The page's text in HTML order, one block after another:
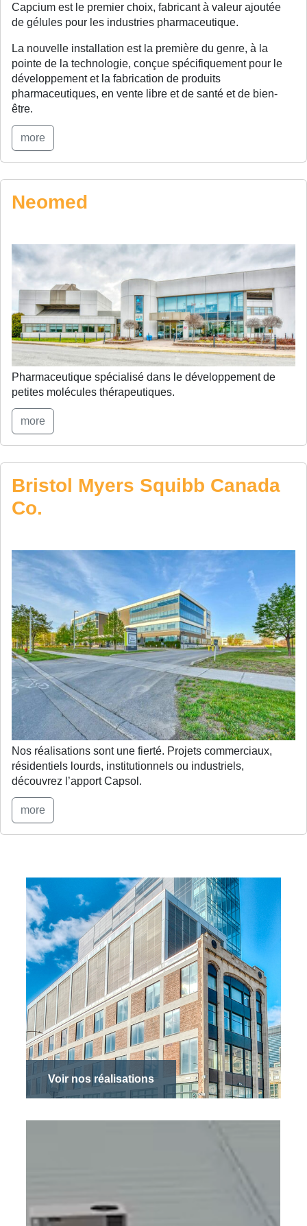
Capcium est le premier choix, fabricant à valeur ajoutée
de gélules pour les industries pharmaceutique.
La nouvelle installation est la première du genre, à la
pointe de la technologie, conçue spécifiquement pour le
développement et la fabrication de produits
pharmaceutiques, en vente libre et de santé et de bien-
être.
more
Neomed
Pharmaceutique spécialisé dans le développement de
petites molécules thérapeutiques.
more
Bristol Myers Squibb Canada
Co.
Nos réalisations sont une fierté. Projets commerciaux,
résidentiels lourds, institutionnels ou industriels,
découvrez l’apport Capsol.
more
Voir nos réalisations